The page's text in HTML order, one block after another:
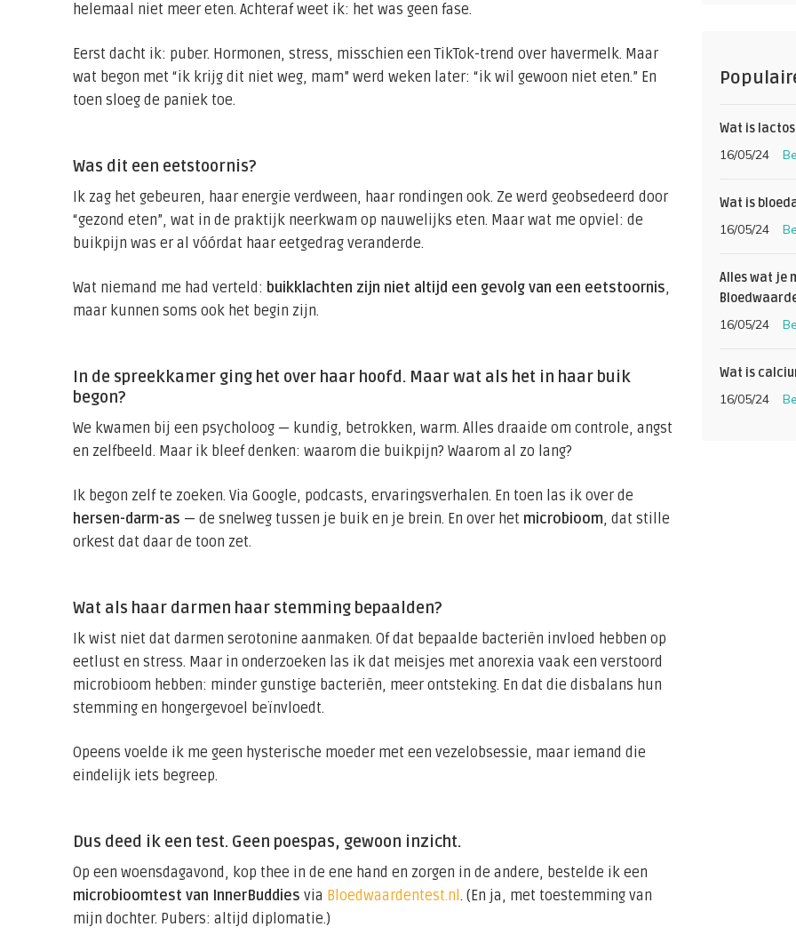
helemaal niet meer eten. Achteraf weet ik: het was geen fase.
Eerst dacht ik: puber. Hormonen, stress, misschien een TikTok-trend over havermelk. Maar
wat begon met “ik krijg dit niet weg, mam” werd weken later: “ik wil gewoon niet eten.” En
toen sloeg de paniek toe.
Was dit een eetstoornis?
Ik zag het gebeuren, haar energie verdween, haar rondingen ook. Ze werd geobsedeerd door
“gezond eten”, wat in de praktijk neerkwam op nauwelijks eten. Maar wat me opviel: de
buikpijn was er al vóórdat haar eetgedrag veranderde.
Wat niemand me had verteld: buikklachten zijn niet altijd een gevolg van een eetstoornis,
maar kunnen soms ook het begin zijn.
In de spreekkamer ging het over haar hoofd. Maar wat als het in haar buik
begon?
We kwamen bij een psycholoog — kundig, betrokken, warm. Alles draaide om controle, angst
en zelfbeeld. Maar ik bleef denken: waarom die buikpijn? Waarom al zo lang?
Ik begon zelf te zoeken. Via Google, podcasts, ervaringsverhalen. En toen las ik over de
hersen-darm-as — de snelweg tussen je buik en je brein. En over het microbioom, dat stille
orkest dat daar de toon zet.
Wat als haar darmen haar stemming bepaalden?
Ik wist niet dat darmen serotonine aanmaken. Of dat bepaalde bacteriën invloed hebben op
eetlust en stress. Maar in onderzoeken las ik dat meisjes met anorexia vaak een verstoord
microbioom hebben: minder gunstige bacteriën, meer ontsteking. En dat die disbalans hun
stemming en hongergevoel beïnvloedt.
Opeens voelde ik me geen hysterische moeder met een vezelobsessie, maar iemand die
eindelijk iets begreep.
Dus deed ik een test. Geen poespas, gewoon inzicht.
Op een woensdagavond, kop thee in de ene hand en zorgen in de andere, bestelde ik een
microbioomtest van InnerBuddies via Bloedwaardentest.nl. (En ja, met toestemming van
mijn dochter. Pubers: altijd diplomatie.)
Wat is
16/05/24
Wat is
16/05/24
Alles wat je
16/05/24
Wat is
16/05/24